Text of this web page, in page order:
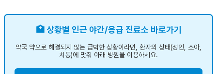
🏥 상황별 인근 야간/응급 진료소 바로가기
약국 약으로 해결되지 않는 급박한 상황이라면, 환자의 상태(성인, 소아,
치통)에 맞춰 아래 병원을 이용하세요.